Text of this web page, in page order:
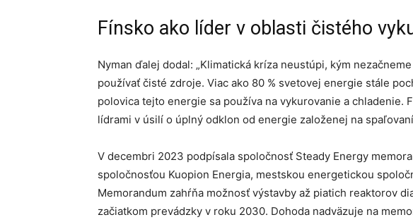
Fínsko ako líder v oblasti čistého
Nyman ďalej dodal: „Klimatická kríza neustúpi, kým
používať čisté zdroje. Viac ako 80 % svetovej energie stále
polovica tejto energie sa používa na vykurovanie a chladenie.
lídrami v úsilí o úplný odklon od energie založenej na
V decembri 2023 podpísala spoločnosť Steady Energy
spoločnosťou Kuopion Energia, mestskou energetickou
Memorandum zahŕňa možnosť výstavby až piatich reaktorov
začiatkom prevádzky v roku 2030. Dohoda nadväzuje na